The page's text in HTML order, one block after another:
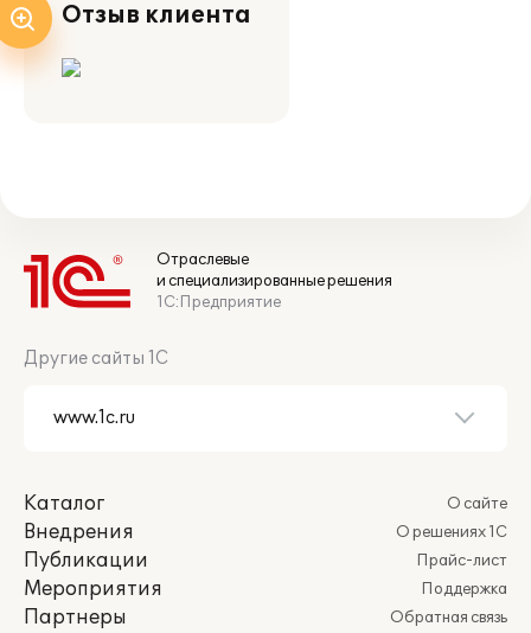
Отзыв клиента
Отраслевые
и специализированные решения
1С:Предприятие
Другие сайты 1С
Каталог
Внедрения
Публикации
Мероприятия
Партнеры
О сайте
О решениях 1С
Прайс-лист
Поддержка
Обратная связь